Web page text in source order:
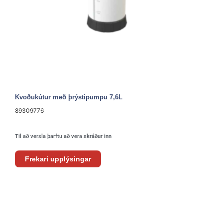
Kvoðukútur með þrýstipumpu 7,6L
89309776
Til að versla þarftu að vera skráður inn
Frekari upplýsingar